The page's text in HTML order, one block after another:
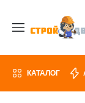
КАТАЛОГ